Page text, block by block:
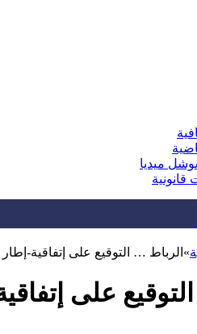
ميديا
قانونية
» الرباط … التوقيع على إتفاقية-
على